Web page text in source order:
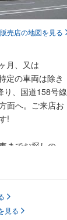
販売店の地図を見る
月、又は
定の車両は除き
り、国道158号線
面へ。ご来店お
!
までお探しの
。 高価現金買
。特に旧車、変
です。お気軽に
見る